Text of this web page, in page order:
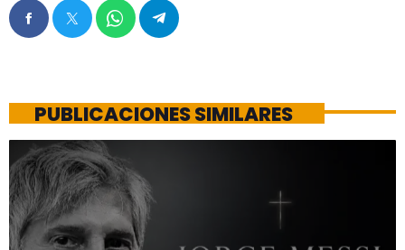
PUBLICACIONES SIMILARES